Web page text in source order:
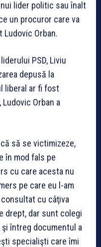
lider politic sau înalt
un procuror care va
Ludovic Orban.
PSD, Liviu
depusă la
liberal ar fi fost
Orban a
să se victimizeze,
în mod fals pe
cu care acesta nu
pe care eu l-am
cu câţiva
drept, dar sunt colegi
întreg documentul a
specialişti care îmi